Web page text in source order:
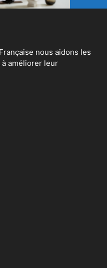
nous aidons les
améliorer leur